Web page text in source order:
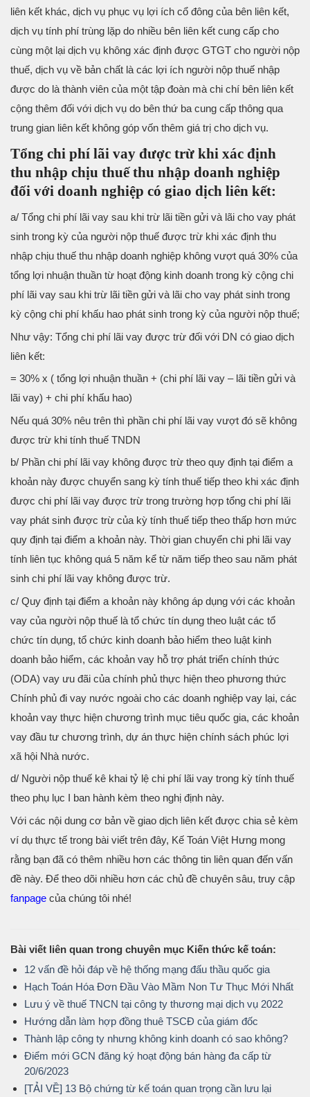
liên kết khác, dịch vụ phục vụ lợi ích cổ đông của bên liên kết,
dịch vụ tính phí trùng lặp do nhiều bên liên kết cung cấp cho
cùng một lại dịch vụ không xác định được GTGT cho người nộp
thuế, dịch vụ về bản chất là các lợi ích người nộp thuế nhập
được do là thành viên của một tập đoàn mà chi chí bên liên kết
cộng thêm đối với dịch vụ do bên thứ ba cung cấp thông qua
trung gian liên kết không góp vốn thêm giá trị cho dịch vụ.
Tổng chi phí lãi vay được trừ khi xác định
thu nhập chịu thuế thu nhập doanh nghiệp
đối với doanh nghiệp có giao dịch liên kết:
a/ Tổng chi phí lãi vay sau khi trừ lãi tiền gửi và lãi cho vay phát
sinh trong kỳ của người nộp thuế được trừ khi xác định thu
nhập chịu thuế thu nhập doanh nghiệp không vượt quá 30% của
tổng lợi nhuận thuần từ hoạt động kinh doanh trong kỳ cộng chi
phí lãi vay sau khi trừ lãi tiền gửi và lãi cho vay phát sinh trong
kỳ cộng chi phí khấu hao phát sinh trong kỳ của người nộp thuế;
Như vậy: Tổng chi phí lãi vay được trừ đối với DN có giao dịch
liên kết:
= 30% x ( tổng lợi nhuận thuần + (chi phí lãi vay – lãi tiền gửi và
lãi vay) + chi phí khấu hao)
Nếu quá 30% nêu trên thì phần chi phí lãi vay vượt đó sẽ không
được trừ khi tính thuế TNDN
b/ Phần chi phí lãi vay không được trừ theo quy định tại điểm a
khoản này được chuyển sang kỳ tính thuế tiếp theo khi xác định
được chi phí lãi vay được trừ trong trường hợp tổng chi phí lãi
vay phát sinh được trừ của kỳ tính thuế tiếp theo thấp hơn mức
quy định tại điểm a khoản này. Thời gian chuyển chi phi lãi vay
tính liên tục không quá 5 năm kể từ năm tiếp theo sau năm phát
sinh chi phí lãi vay không được trừ.
c/ Quy định tại điểm a khoản này không áp dụng với các khoản
vay của người nộp thuế là tổ chức tín dụng theo luật các tổ
chức tín dụng, tổ chức kinh doanh bảo hiểm theo luật kinh
doanh bảo hiểm, các khoản vay hỗ trợ phát triển chính thức
(ODA) vay ưu đãi của chính phủ thực hiện theo phương thức
Chính phủ đi vay nước ngoài cho các doanh nghiệp vay lại, các
khoản vay thực hiện chương trình mục tiêu quốc gia, các khoản
vay đầu tư chương trình, dự án thực hiện chính sách phúc lợi
xã hội Nhà nước.
d/ Người nộp thuế kê khai tỷ lệ chi phí lãi vay trong kỳ tính thuế
theo phụ lục I ban hành kèm theo nghị định này.
Với các nội dung cơ bản về giao dịch liên kết được chia sẻ kèm
ví dụ thực tế trong bài viết trên đây, Kế Toán Việt Hưng mong
rằng bạn đã có thêm nhiều hơn các thông tin liên quan đến vấn
đề này. Để theo dõi nhiều hơn các chủ đề chuyên sâu, truy cập
fanpage của chúng tôi nhé!
Bài viết liên quan trong chuyên mục Kiến thức kế toán:
12 vấn đề hỏi đáp về hệ thống mạng đấu thầu quốc gia
Hạch Toán Hóa Đơn Đầu Vào Mầm Non Tư Thục Mới Nhất
Lưu ý về thuế TNCN tại công ty thương mại dịch vụ 2022
Hướng dẫn làm hợp đồng thuê TSCĐ của giám đốc
Thành lập công ty nhưng không kinh doanh có sao không?
Điểm mới GCN đăng ký hoạt động bán hàng đa cấp từ
20/6/2023
[TẢI VỀ] 13 Bộ chứng từ kế toán quan trọng cần lưu lại